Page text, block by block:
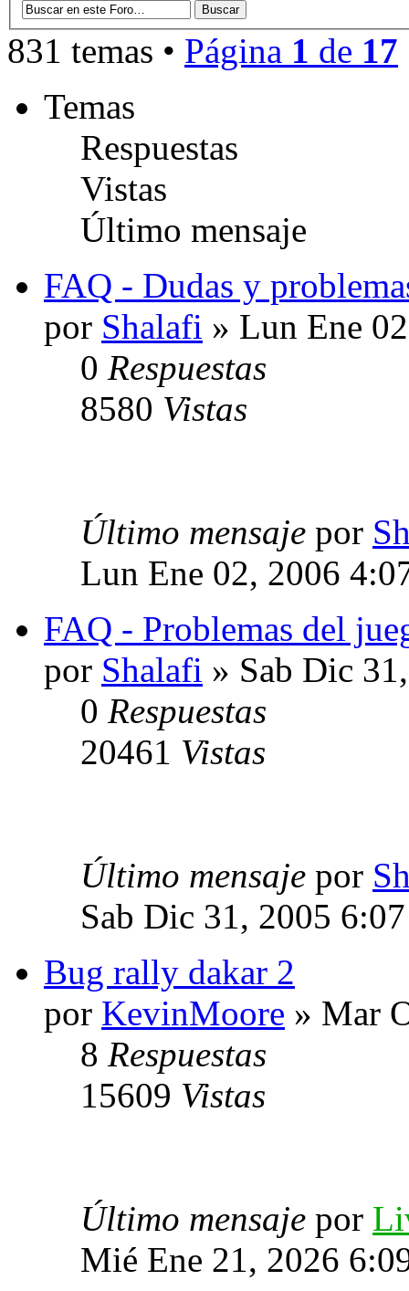
831 temas • Página 1 de 17
Temas
Respuestas
Vistas
Último mensaje
FAQ - Dudas y
por Shalafi » Lun Ene
0 Respuestas
8580 Vistas
Último mensaje por
Lun Ene 02, 2006
FAQ - Problemas del
por Shalafi » Sab Dic
0 Respuestas
20461 Vistas
Último mensaje por
Sab Dic 31, 2005
Bug rally dakar 2
por KevinMoore » Mar
8 Respuestas
15609 Vistas
Último mensaje por
Mié Ene 21, 2026